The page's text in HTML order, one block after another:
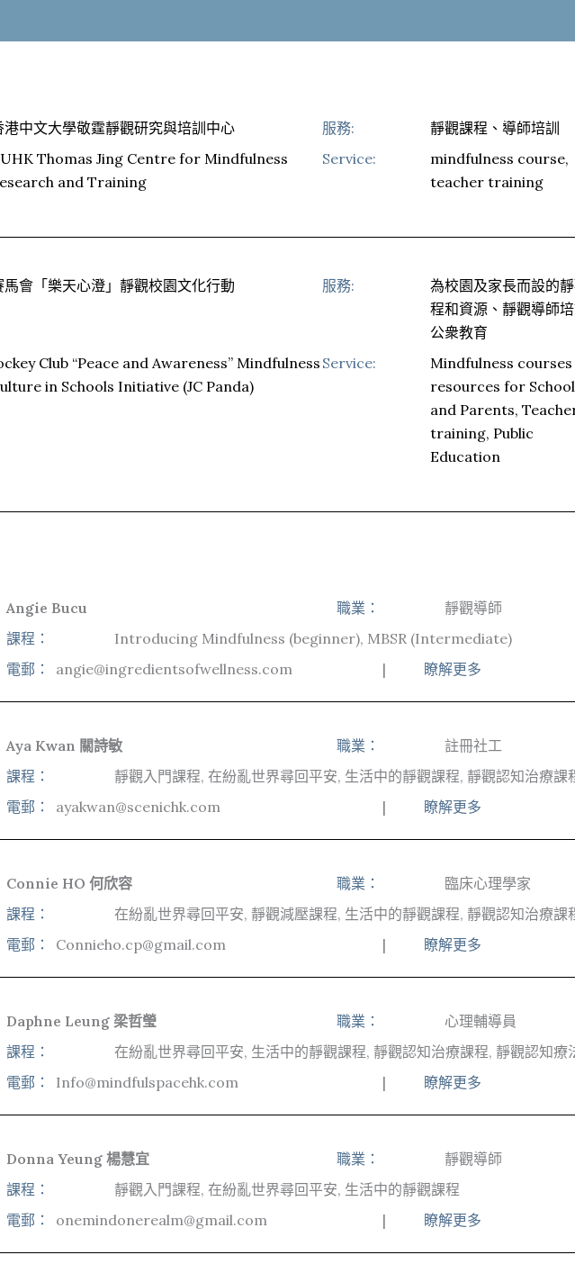
港中文大學敬霆靜觀研究與培訓中心 服務: 靜觀課程、導師培訓
Thomas Jing Centre for Mindfulness
and Training
Service:
mindfulness course,
teacher training
馬會「樂天心澄」靜觀校園文化行動 服務:
為校園及家長而設的
程和資源、靜觀導師培
公衆教育
Club “Peace and Awareness” Mindfulness
in Schools Initiative (JC Panda)
Service:
Mindfulness
resources for
and Parents,
training, Public
Education
Angie Bucu 職業：
靜觀導師
課程：
Introducing Mindfulness (beginner), MBSR (Intermediate)
電郵：
angie@ingredientsofwellness.com | 瞭解更多
Aya Kwan 關詩敏 職業：
註冊社工
課程：
靜觀入門課程, 在紛亂世界尋回平安, 生活中的靜觀課程, 靜觀認知治療
電郵：
ayakwan@scenichk.com | 瞭解更多
Connie HO 何欣容 職業：
臨床心理學家
課程：
在紛亂世界尋回平安, 靜觀減壓課程, 生活中的靜觀課程, 靜觀認知治療
電郵：
Connieho.cp@gmail.com | 瞭解更多
Daphne Leung 梁哲瑩 職業：
心理輔導員
課程：
在紛亂世界尋回平安, 生活中的靜觀課程, 靜觀認知治療課程, 靜觀認知療
電郵：
Info@mindfulspacehk.com | 瞭解更多
Donna Yeung 楊慧宜 職業：
靜觀導師
課程：
靜觀入門課程, 在紛亂世界尋回平安, 生活中的靜觀課程
電郵：
onemindonerealm@gmail.com | 瞭解更多